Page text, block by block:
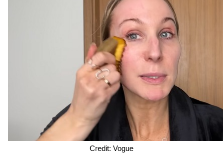
Credit: Vogue